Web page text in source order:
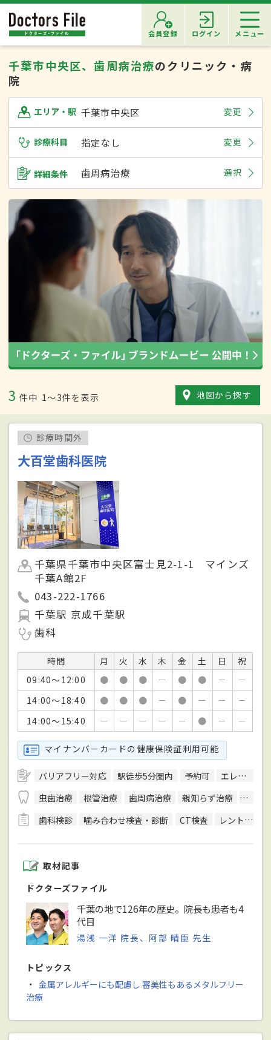
会員登録 ログイン メニュー
千葉市中央区、歯周病治療のクリニック・病
院
エリア・駅 千葉市中央区 変更
診療科目 指定なし 変更
詳細条件 歯周病治療 選択
3 件中 1〜3件を表示 地図から探す
診療時間外
大百堂歯科医院
千葉県千葉市中央区富士見2-1-1 マインズ
千葉A館2F
043-222-1766
千葉駅 京成千葉駅
歯科
時間 月 火 水 木 金 土 日
祝
09:40～12:00
● ● ● － ● ● －
－
14:00～18:40
● ● ● － ● － －
－
14:00～15:40
－ － － － － ● － －
マイナンバーカードの健康保険証利用可能
バリアフリー対応 駅徒歩5分圏内 予約可
エレベーターあり
虫歯治療
根管治療 歯周病治療 親知らず治療
顎関
歯科検診
噛み合わせ検査・診断 CT検査 レントゲン検査
取材記事
ドクターズファイル
千葉の地で126年の歴史。院長も患者も4
代目
湯浅 一洋 院長、阿部 晴臣 先生
トピックス
・ 金属アレルギーにも配慮し 審美性もあるメタルフリー
治療